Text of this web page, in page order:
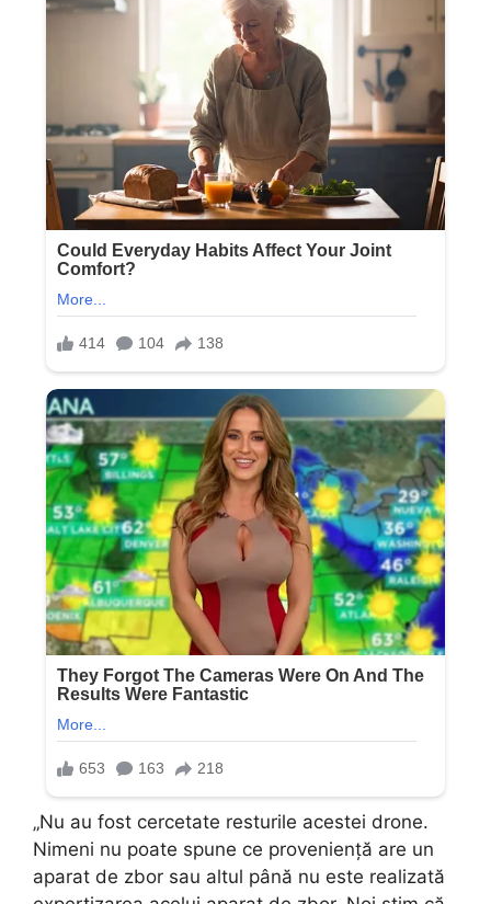
„Nu au fost cercetate resturile acestei drone.
Nimeni nu poate spune ce proveniență are un
aparat de zbor sau altul până nu este realizată